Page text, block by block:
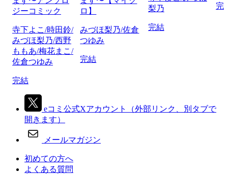
ジーコミック
寺下よこ/時田鈴/
みづほ梨乃/西野
ももあ/梅花まこ/
佐倉つゆみ
完結
ロ】
みづほ梨乃/佐倉
つゆみ
完結
梨乃
完結
完
eコミ公式Xアカウント
（外部リンク、別タブで
開きます）
メールマガジン
初めての方へ
よくある質問